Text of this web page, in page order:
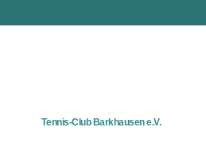
Tennis-Club Barkhausen e.V.